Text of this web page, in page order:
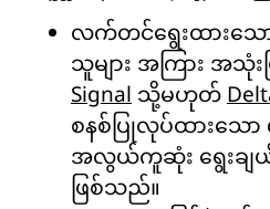
လက်တင်ရွေးထားသေ
သူများ အကြား အသုံး
Signal သို့မဟုတ်
စနစ်ပြုလုပ်ထားသော
အလွယ်ကူဆုံး ရွေးချယ်
ဖြစ်သည်။